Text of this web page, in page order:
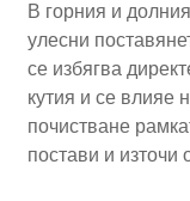
В горния и
улесни
се избягва
кутия и се влияе
почистване
постави и източи